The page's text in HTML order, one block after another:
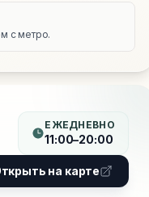
с метро.
ЕЖЕДНЕВНО
11:00–20:00
на карте